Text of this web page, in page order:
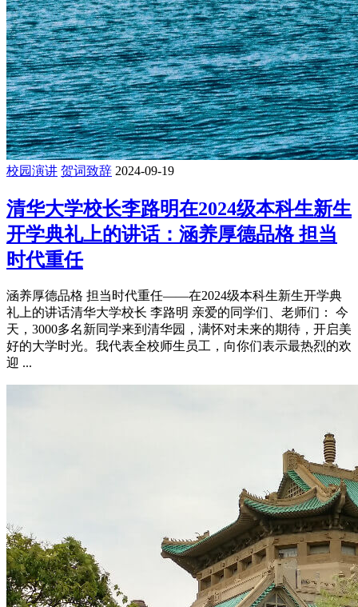
校园演讲 贺词致辞 2024-09-19
清华大学校长李路明在2024级本科生新生
开学典礼上的讲话：涵养厚德品格 担当
时代重任
涵养厚德品格 担当时代重任——在2024级本科生新生开学典
礼上的讲话清华大学校长 李路明 亲爱的同学们、老师们： 今
天，3000多名新同学来到清华园，满怀对未来的期待，开启美
好的大学时光。我代表全校师生员工，向你们表示最热烈的欢
迎 ...